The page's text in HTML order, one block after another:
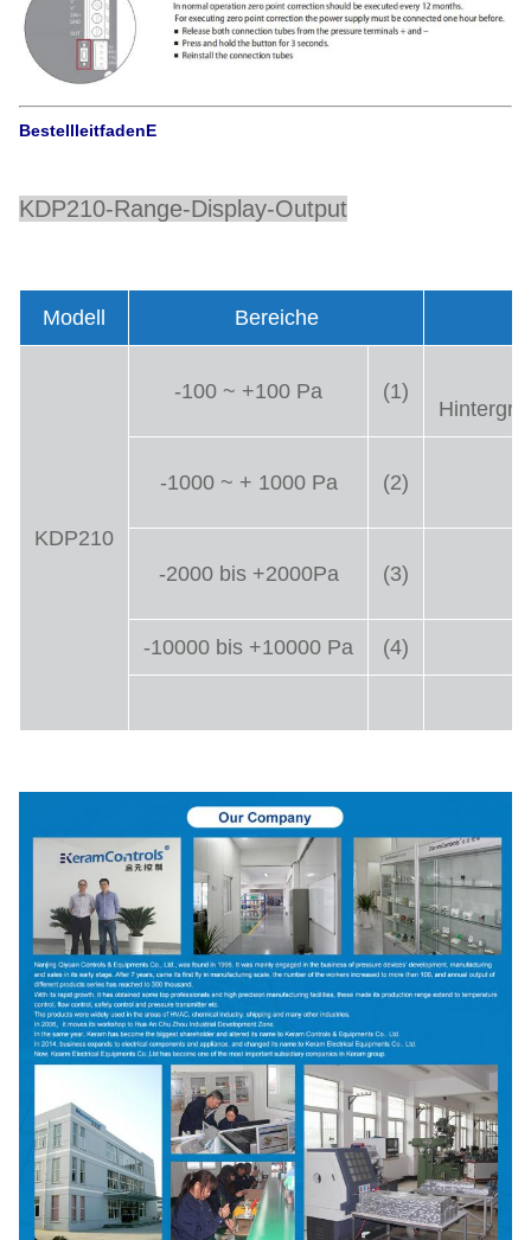
BestellleitfadenE
KDP210-Range-Display-Output
Modell Bereiche
KDP210
-100 ~ +100 Pa (1)
-1000 ~ + 1000 Pa (2)
-2000 bis +2000Pa (3)
-10000 bis +10000 Pa (4)